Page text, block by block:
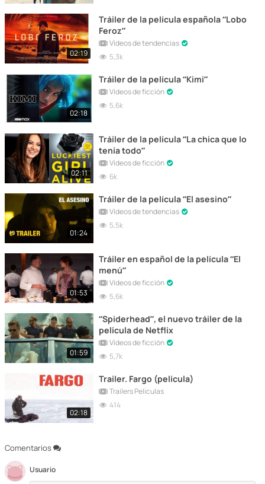
Comentarios
Usuario
02:19
Tráiler de la película española “Lobo
Feroz”
Vídeos de tendencias
5,3k
02:18
Tráiler de la película “Kimi”
Vídeos de ficción
5,6k
02:11
Tráiler de la película “La chica que lo
tenía todo”
Vídeos de ficción
6k
01:24
Tráiler de la película “El asesino”
Vídeos de tendencias
5,5k
01:53
Tráiler en español de la película “El
menú”
Vídeos de ficción
5,6k
01:59
“Spiderhead”, el nuevo tráiler de la
película de Netflix
Vídeos de ficción
5,7k
02:18
Trailer. Fargo (película)
Trailers Peliculas
414